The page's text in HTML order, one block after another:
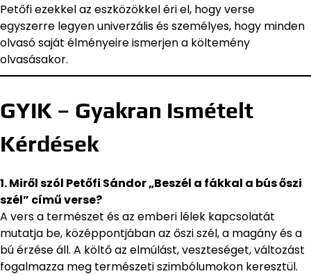
Petőfi ezekkel az eszközökkel éri el, hogy verse
egyszerre legyen univerzális és személyes, hogy minden
olvasó saját élményeire ismerjen a költemény
olvasásakor.
GYIK – Gyakran Ismételt
Kérdések
1. Miről szól Petőfi Sándor „Beszél a fákkal a bús őszi
szél” című verse?
A vers a természet és az emberi lélek kapcsolatát
mutatja be, középpontjában az őszi szél, a magány és a
bú érzése áll. A költő az elmúlást, veszteséget, változást
fogalmazza meg természeti szimbólumokon keresztül.